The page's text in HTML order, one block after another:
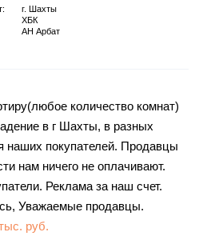
г.
Шахты
ХБК
АН Арбат
количество комнат)
в г Шахты, в разных
наших покупателей. Продавцы
нам ничего не оплачивают.
Реклама за наш счет.
Уважаемые продавцы.
руб.